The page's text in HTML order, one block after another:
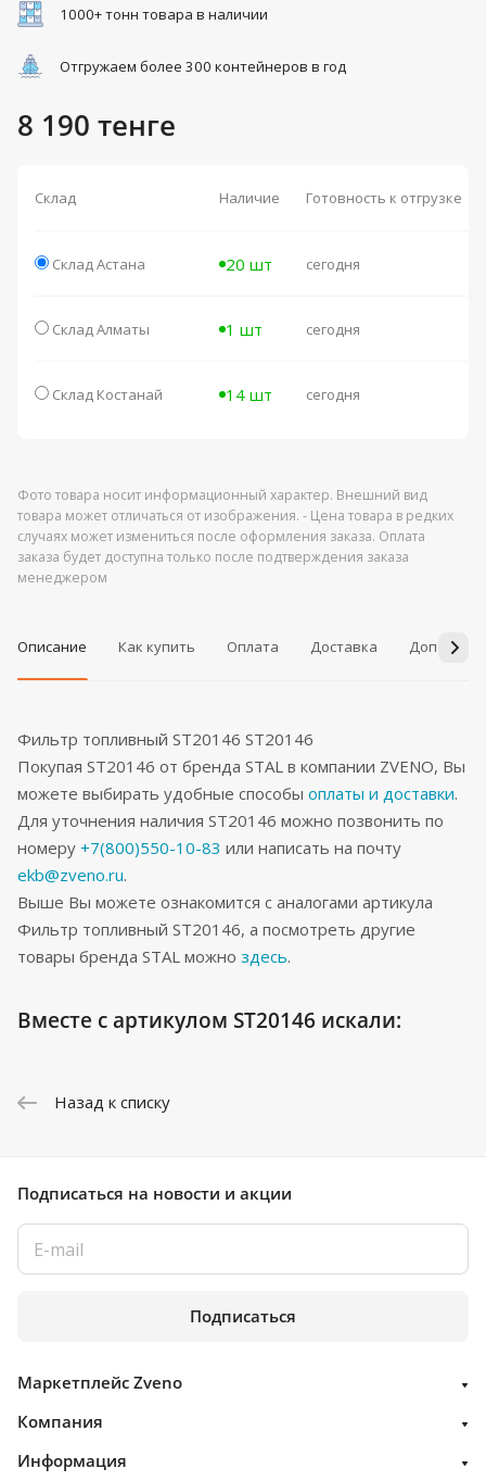
1000+ тонн товара в наличии
Отгружаем более 300 контейнеров в год
8 190 тенге
Склад Наличие Готовность к отгрузке
Склад Астана 20 шт сегодня
Склад Алматы 1 шт сегодня
Склад Костанай 14 шт сегодня
Фото товара носит информационный характер. Внешний вид
товара может отличаться от изображения. - Цена товара в редких
случаях может измениться после оформления заказа. Оплата
заказа будет доступна только после подтверждения заказа
менеджером
Описание Как купить Оплата Доставка
Фильтр топливный ST20146 ST20146
Покупая ST20146 от бренда STAL в компании ZVENO, Вы
можете выбирать удобные способы оплаты и доставки.
Для уточнения наличия ST20146 можно позвонить по
номеру +7(800)550-10-83 или написать на почту
ekb@zveno.ru.
Выше Вы можете ознакомится с аналогами артикула
Фильтр топливный ST20146, а посмотреть другие
товары бренда STAL можно здесь.
Вместе с артикулом ST20146 искали:
Назад к списку
Подписаться на новости и акции
Подписаться
Маркетплейс Zveno
Компания
Информация